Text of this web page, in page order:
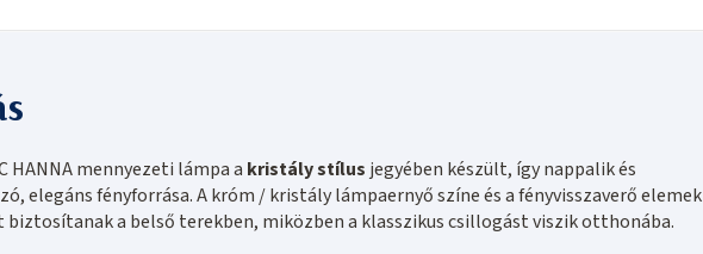
HANNA mennyezeti lámpa a kristály stílus jegyében készült, így nappalik és
elegáns fényforrása. A króm / kristály lámpaernyő színe és a fényvisszaverő elemek
a belső terekben, miközben a klasszikus csillogást viszik otthonába.